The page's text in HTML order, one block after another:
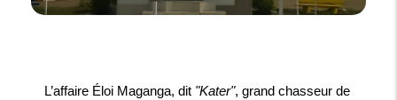
L’affaire Éloi Maganga, dit "Kater", grand chasseur de